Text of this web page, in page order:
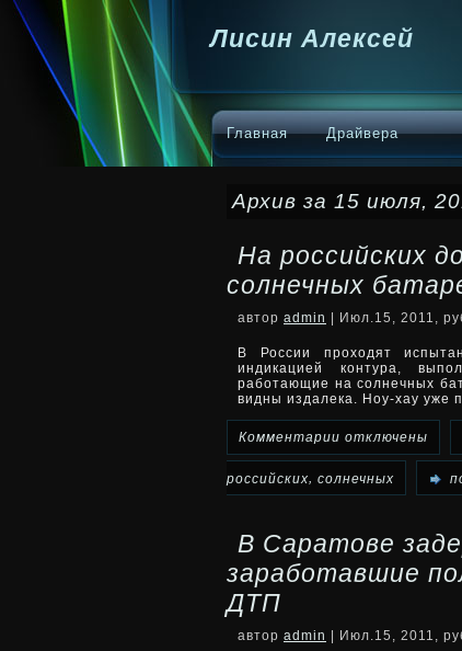
Лисин Алексей
Главная Драйвера
Архив за 15 июля,
На российских
солнечных
автор admin | Июл.15, 2011,
В России проходят
индикацией контура,
работающие на солнечных
видны издалека. Ноу-хау уже
Комментарии к
записи
российских
появились
отключены
российских, солнечных
В Саратове
заработавшие
ДТП
автор admin | Июл.15, 2011,